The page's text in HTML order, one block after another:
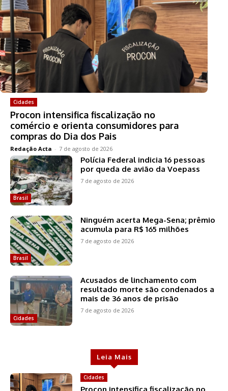
Cidades
Procon intensifica fiscalização no
comércio e orienta consumidores para
compras do Dia dos Pais
Redação Acta - 7 de agosto de 2026
Brasil
Polícia Federal indicia 16 pessoas
por queda de avião da Voepass
7 de agosto de 2026
Brasil
Ninguém acerta Mega-Sena; prêmio
acumula para R$ 165 milhões
7 de agosto de 2026
Cidades
Acusados de linchamento com
resultado morte são condenados a
mais de 36 anos de prisão
7 de agosto de 2026
Leia Mais
Cidades